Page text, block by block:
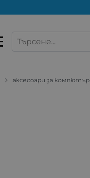
аксесоари за компютър